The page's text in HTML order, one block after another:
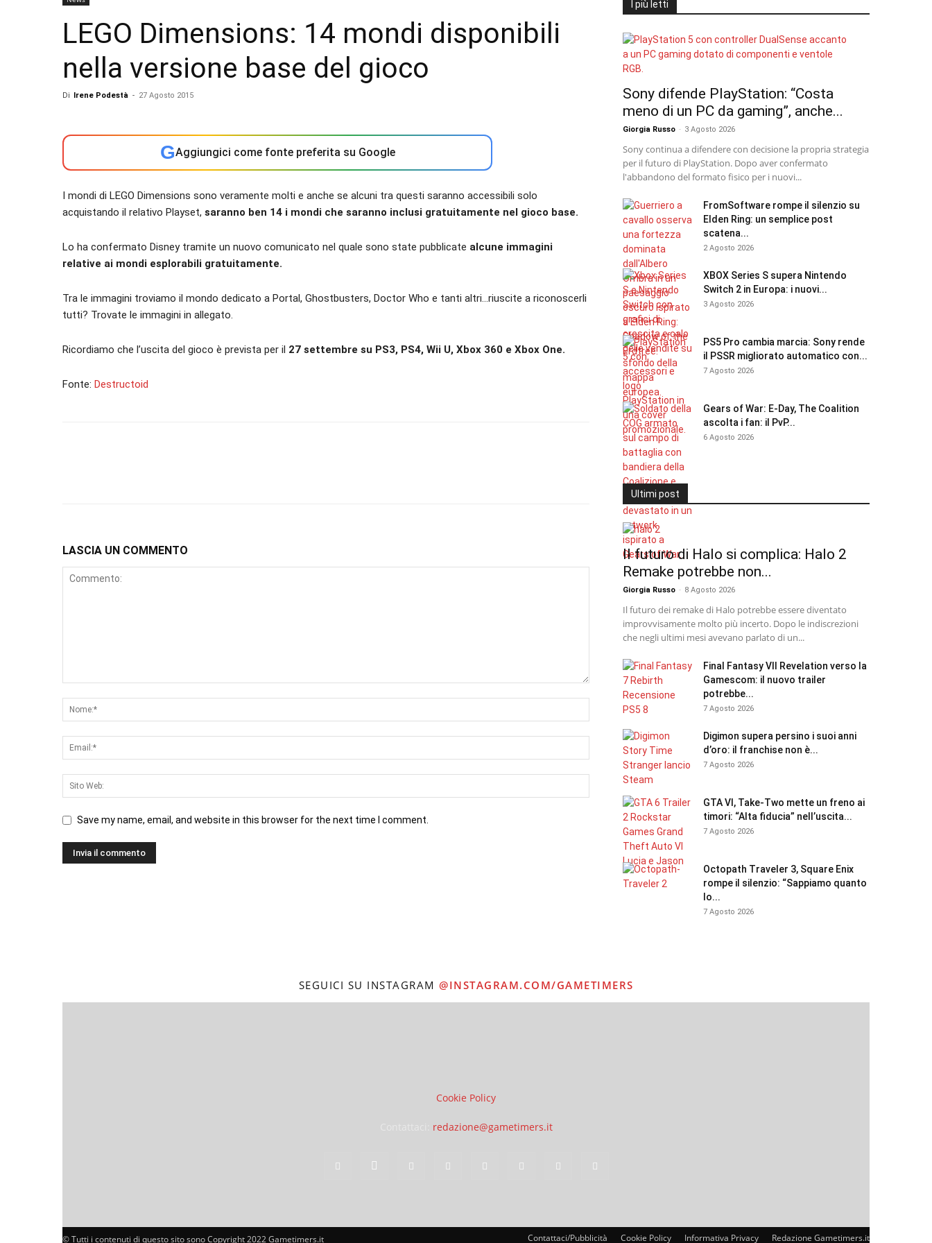
LEGO Dimensions: 14 mondi disponibili
nella versione base del gioco
Di Irene Podestà - 27 Agosto 2015
GAggiungici come fonte preferita su Google
I mondi di LEGO Dimensions sono veramente molti e anche se alcuni tra questi saranno accessibili solo
acquistando il relativo Playset, saranno ben 14 i mondi che saranno inclusi gratuitamente nel gioco base.
Lo ha confermato Disney tramite un nuovo comunicato nel quale sono state pubblicate alcune immagini
relative ai mondi esplorabili gratuitamente.
Tra le immagini troviamo il mondo dedicato a Portal, Ghostbusters, Doctor Who e tanti altri…riuscite a riconoscerli
tutti? Trovate le immagini in allegato.
Ricordiamo che l’uscita del gioco è prevista per il 27 settembre su PS3, PS4, Wii U, Xbox 360 e Xbox One.
Fonte: Destructoid
LASCIA UN COMMENTO
Save my name, email, and website in this browser for the next time I comment.
I più letti
Sony difende PlayStation: “Costa
meno di un PC da gaming”, anche...
Giorgia Russo - 3 Agosto 2026
Sony continua a difendere con decisione la propria strategia
per il futuro di PlayStation. Dopo aver confermato
l'abbandono del formato fisico per i nuovi...
FromSoftware rompe il silenzio su
Elden Ring: un semplice post
scatena...
2 Agosto 2026
XBOX Series S supera Nintendo
Switch 2 in Europa: i nuovi...
3 Agosto 2026
PS5 Pro cambia marcia: Sony rende
il PSSR migliorato automatico con...
7 Agosto 2026
Gears of War: E-Day, The Coalition
ascolta i fan: il PvP...
6 Agosto 2026
Ultimi post
Il futuro di Halo si complica: Halo 2
Remake potrebbe non...
Giorgia Russo - 8 Agosto 2026
Il futuro dei remake di Halo potrebbe essere diventato
improvvisamente molto più incerto. Dopo le indiscrezioni
che negli ultimi mesi avevano parlato di un...
Final Fantasy VII Revelation verso la
Gamescom: il nuovo trailer
potrebbe...
7 Agosto 2026
Digimon supera persino i suoi anni
d’oro: il franchise non è...
7 Agosto 2026
GTA VI, Take-Two mette un freno ai
timori: “Alta fiducia” nell’uscita...
7 Agosto 2026
Octopath Traveler 3, Square Enix
rompe il silenzio: “Sappiamo quanto
lo...
7 Agosto 2026
SEGUICI SU INSTAGRAM @INSTAGRAM.COM/GAMETIMERS
Cookie Policy
redazione@gametimers.it
Contattaci/Pubblicità Cookie Policy Informativa Privacy Redazione Gametimers.it
© Tutti i contenuti di questo sito sono Copyright 2022 Gametimers.it